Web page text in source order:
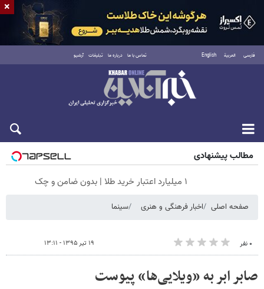
فارسی العربية English تماس با ما درباره ما تبلیغات آرشیو
جمعه ۱۶ مرداد ۱۴۰۵
مطالب پیشنهادی
۱ میلیارد اعتبار خرید طلا | بدون ضامن و چک
صفحه اصلی اخبار فرهنگی و هنری سینما
۰ نفر ۱۹ تیر ۱۳۹۵ - ۱۳:۱۱
صابر ابر به «ویلایی‌ها» پیوست
×